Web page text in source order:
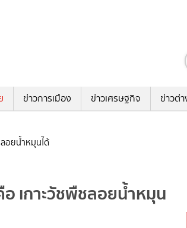
ข่าวการเมือง ข่าวเศรษฐกิจ ข่าวต่
ลอยน้ำหมุนได้
อ เกาะวัชพืชลอยน้ำหมุน